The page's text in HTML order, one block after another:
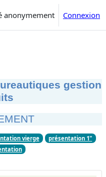
anonymement Connexion
gestion
vierge
présentation 1"